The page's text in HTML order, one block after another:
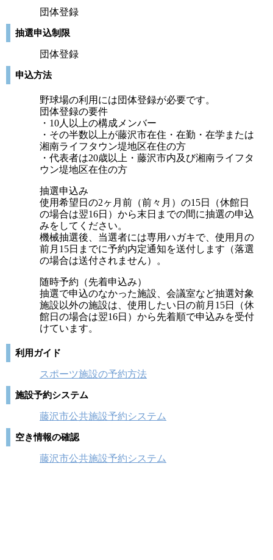
団体登録
抽選申込制限
団体登録
申込方法
野球場の利用には団体登録が必要です。
団体登録の要件
・10人以上の構成メンバー
・その半数以上が藤沢市在住・在勤・在学または
湘南ライフタウン堤地区在住の方
・代表者は20歳以上・藤沢市内及び湘南ライフタ
ウン堤地区在住の方
抽選申込み
使用希望日の2ヶ月前（前々月）の15日（休館日
の場合は翌16日）から末日までの間に抽選の申込
みをしてください。
機械抽選後、当選者には専用ハガキで、使用月の
前月15日までに予約内定通知を送付します（落選
の場合は送付されません）。
随時予約（先着申込み）
抽選で申込のなかった施設、会議室など抽選対象
施設以外の施設は、使用したい日の前月15日（休
館日の場合は翌16日）から先着順で申込みを受付
けています。
利用ガイド
スポーツ施設の予約方法
施設予約システム
藤沢市公共施設予約システム
空き情報の確認
藤沢市公共施設予約システム